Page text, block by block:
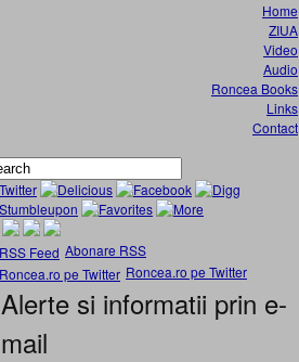
Home
ZIUA
Video
Audio
Roncea Books
Links
Contact
Abonare RSS
Roncea.ro pe Twitter
Alerte si informatii prin e-
mail